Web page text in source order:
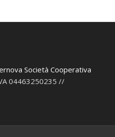
Società Cooperativa
04463250235 //